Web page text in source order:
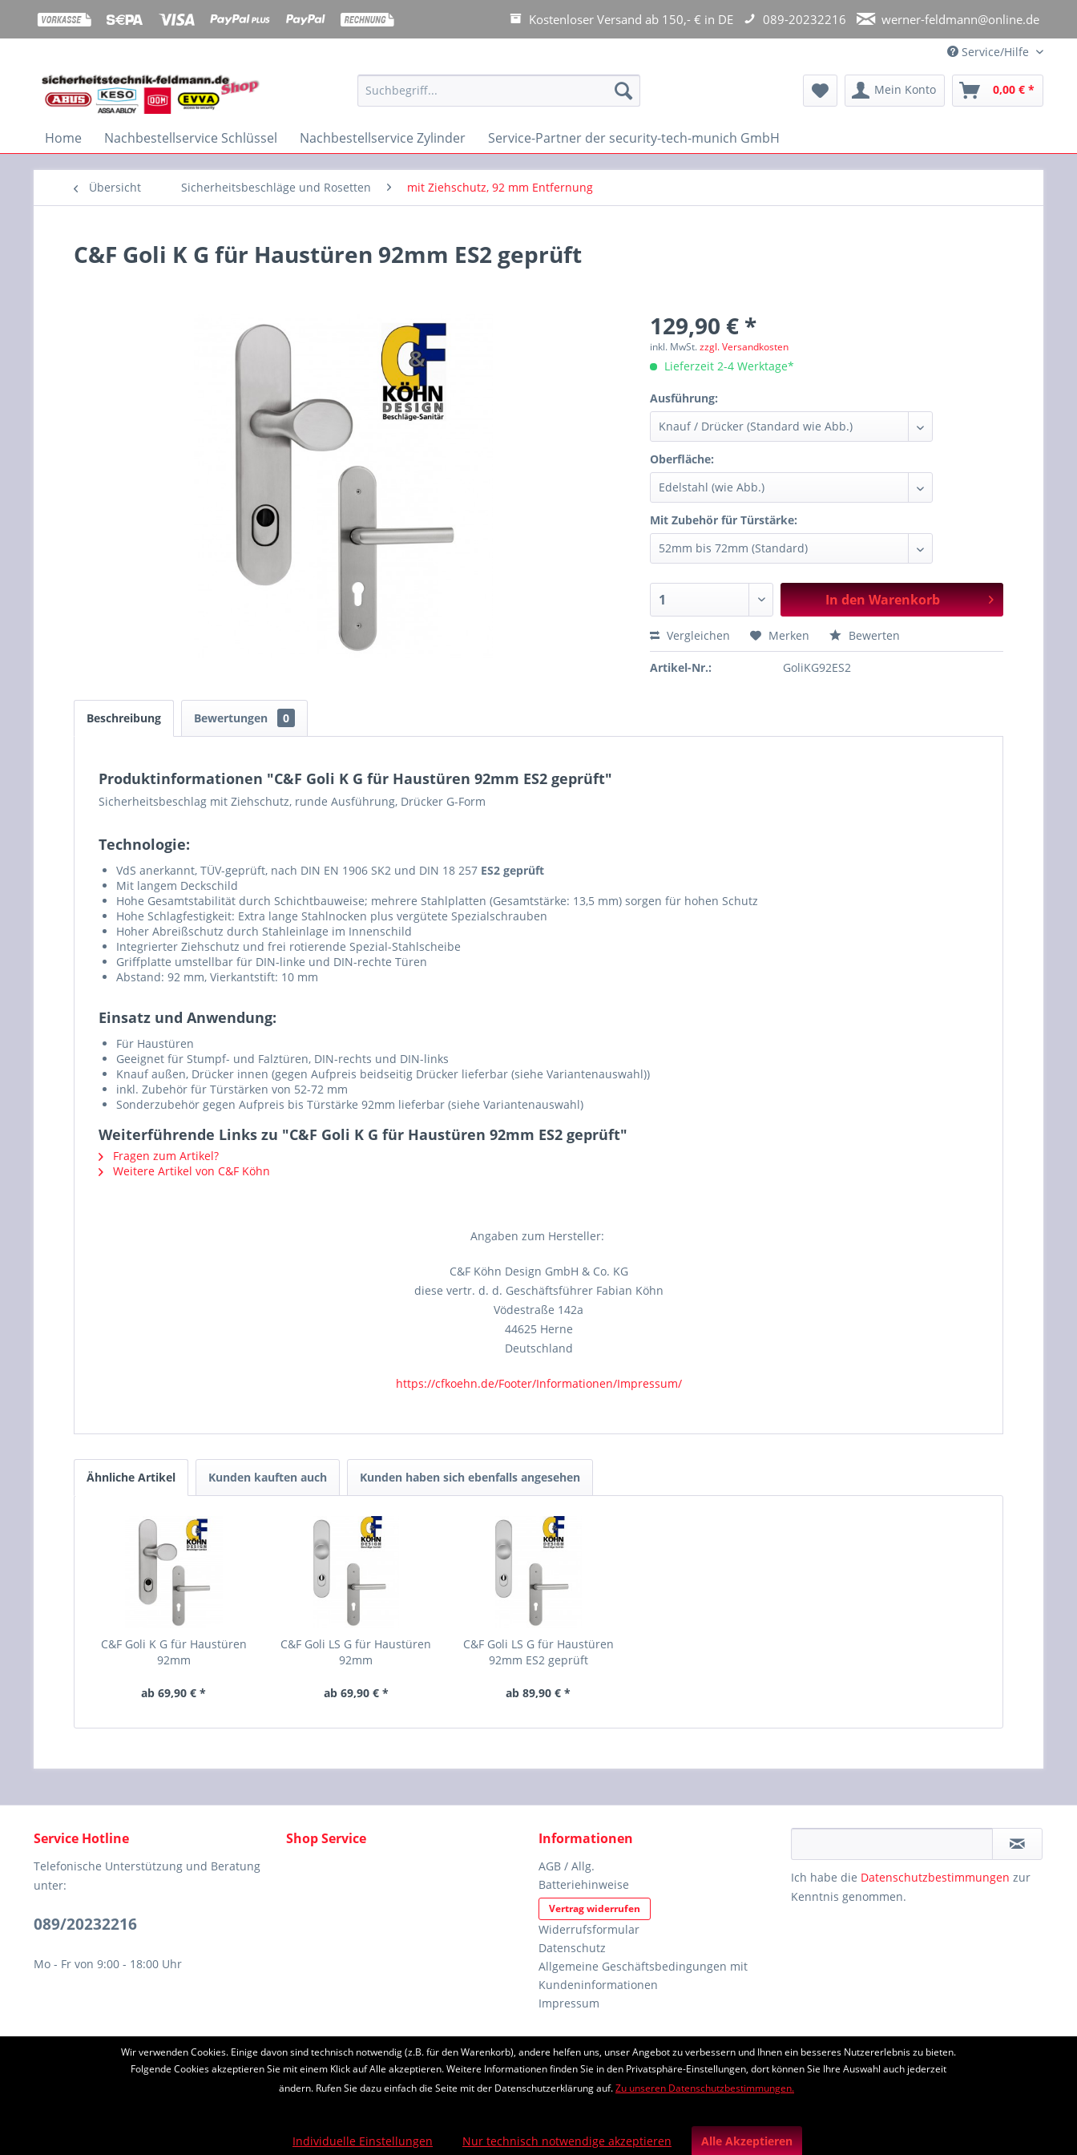
Kostenloser Versand ab 150,- € in DE 089-20232216 werner-feldmann@online.de
Service/Hilfe
Mein Konto 0,00 € *
Home Nachbestellservice Schlüssel Nachbestellservice Zylinder Service-Partner der security-tech-munich GmbH
Übersicht Sicherheitsbeschläge und Rosetten mit Ziehschutz, 92 mm Entfernung
C&F Goli K G für Haustüren 92mm ES2 geprüft
129,90 € *
inkl. MwSt.zzgl. Versandkosten
Lieferzeit 2-4 Werktage*
Ausführung:
Oberfläche:
Mit Zubehör für Türstärke:
In denWarenkorb
Vergleichen Merken Bewerten
Artikel-Nr.: GoliKG92ES2
Beschreibung Bewertungen 0
Produktinformationen "C&F Goli K G für Haustüren 92mm ES2 geprüft"
Sicherheitsbeschlag mit Ziehschutz, runde Ausführung, Drücker G-Form
Technologie:
VdS anerkannt, TÜV-geprüft, nach DIN EN 1906 SK2 und DIN 18 257 ES2 geprüft
Mit langem Deckschild
Hohe Gesamtstabilität durch Schichtbauweise; mehrere Stahlplatten (Gesamtstärke: 13,5 mm) sorgen für hohen Schutz
Hohe Schlagfestigkeit: Extra lange Stahlnocken plus vergütete Spezialschrauben
Hoher Abreißschutz durch Stahleinlage im Innenschild
Integrierter Ziehschutz und frei rotierende Spezial-Stahlscheibe
Griffplatte umstellbar für DIN-linke und DIN-rechte Türen
Abstand: 92 mm, Vierkantstift: 10 mm
Einsatz und Anwendung:
Für Haustüren
Geeignet für Stumpf- und Falztüren, DIN-rechts und DIN-links
Knauf außen, Drücker innen (gegen Aufpreis beidseitig Drücker lieferbar (siehe Variantenauswahl))
inkl. Zubehör für Türstärken von 52-72 mm
Sonderzubehör gegen Aufpreis bis Türstärke 92mm lieferbar (siehe Variantenauswahl)
Weiterführende Links zu "C&F Goli K G für Haustüren 92mm ES2 geprüft"
Fragen zum Artikel?
Weitere Artikel von C&F Köhn
Angaben zum Hersteller:
C&F Köhn Design GmbH & Co. KG
diese vertr. d. d. Geschäftsführer Fabian Köhn
Vödestraße 142a
44625 Herne
Deutschland
https://cfkoehn.de/Footer/Informationen/Impressum/
Ähnliche Artikel Kunden kauften auch Kunden haben sich ebenfalls angesehen
C&F Goli K G für Haustüren
92mm
ab 69,90 € *
C&F Goli LS G für Haustüren
92mm
ab 69,90 € *
C&F Goli LS G für Haustüren
92mm ES2 geprüft
ab 89,90 € *
Service Hotline
Telefonische Unterstützung und Beratung
unter:
089/20232216
Mo - Fr von 9:00 - 18:00 Uhr
Shop Service Informationen
AGB / Allg.
Batteriehinweise
Vertrag widerrufen
Widerrufsformular
Datenschutz
Allgemeine Geschäftsbedingungen mit
Kundeninformationen
Impressum
Ich habe die Datenschutzbestimmungen zur
Kenntnis genommen.
* Alle Preise inkl. gesetzl. Mehrwertsteuer zzgl.Versandkostenund ggf. Nachnahmegebühren, wenn nicht anders beschrieben
Wir verwenden Cookies. Einige davon sind technisch notwendig (z.B. für den Warenkorb), andere helfen uns, unser Angebot zu verbessern und Ihnen ein besseres Nutzererlebnis zu bieten.
Folgende Cookies akzeptieren Sie mit einem Klick auf Alle akzeptieren. Weitere Informationen finden Sie in den Privatsphäre-Einstellungen, dort können Sie Ihre Auswahl auch jederzeit
ändern. Rufen Sie dazu einfach die Seite mit der Datenschutzerklärung auf.Zu unseren Datenschutzbestimmungen.
Individuelle Einstellungen Nur technisch notwendige akzeptieren Alle Akzeptieren